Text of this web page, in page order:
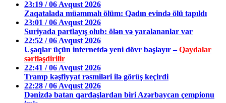
23:19 / 06 Avqust 2026
Zaqatalada müəmmalı ölüm: Qadın evində ölü tapıldı
23:01 / 06 Avqust 2026
Suriyada partlayış olub: ölən və yaralananlar var
22:52 / 06 Avqust 2026
Uşaqlar üçün internetdə yeni dövr başlayır –Qaydalar
sərtləşdirilir
22:41 / 06 Avqust 2026
Tramp kəşfiyyat rəsmiləri ilə görüş keçirdi
22:28 / 06 Avqust 2026
Dənizdə batan qardaşlardan biri Azərbaycan çempionu